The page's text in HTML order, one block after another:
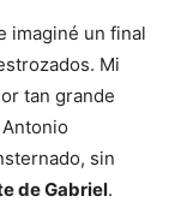
imaginé un final
Mi
tan grande
sin
de Gabriel.